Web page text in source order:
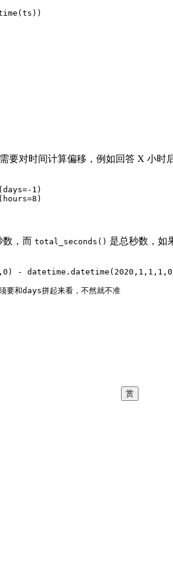
对时间计算偏移，例如回答 X 小时
-1 )
8 )
数，而 total_seconds() 是总秒数，如
, 0 ) - datetime.datetime( 2020 , 1 , 1 , 1 , 0
和days拼起来看，不然就不准
赏